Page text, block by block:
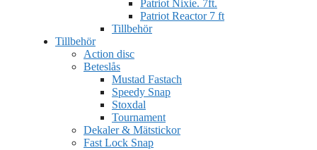
Patriot Nixie. 7ft.
Patriot Reactor 7 ft
Tillbehör
Tillbehör
Action disc
Beteslås
Mustad Fastach
Speedy Snap
Stoxdal
Tournament
Dekaler & Mätstickor
Fast Lock Snap